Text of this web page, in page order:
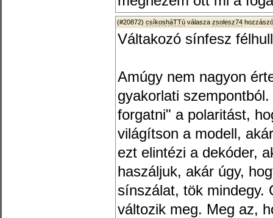
(#20872) csíkosháTTú válasza zsolesz74
Váltakozó sínfesz
Amúgy nem nagyon
gyakorlati
forgatni" a polaritást,
világítson a modell,
ezt elintézi a dekóder,
haszáljuk, akár úgy,
sínszálat, tök mindegy.
változik meg. Meg az,